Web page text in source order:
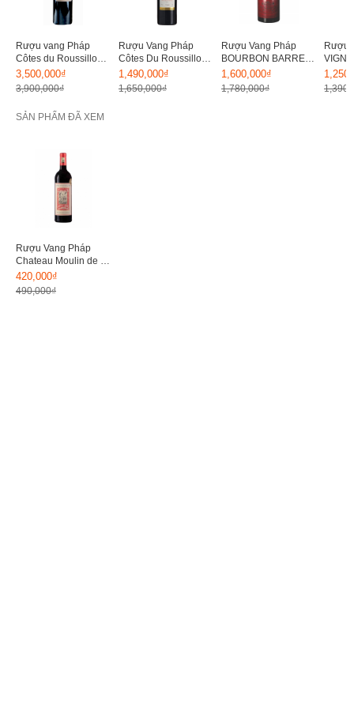
Rượu vang Pháp
Côtes du Roussillon
Chateau Rombeau
PHI 15%
3,500,000₫
3,900,000₫
Rượu Vang Pháp
Côtes Du Roussillon
Vieiles Vignes 15%
1,490,000₫
1,650,000₫
Rượu Vang Pháp
BOURBON BARREL
Cabernet Sauvignon
15%
1,600,000₫
1,780,000₫
Rượu
Con
SẢN PHẨM ĐÃ XEM
Rượu Vang Pháp
Chateau Moulin de la
Faya 14.5%
420,000₫
490,000₫